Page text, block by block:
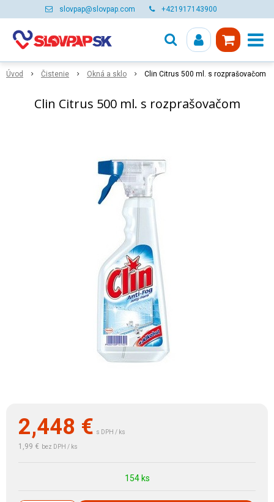
slovpap@slovpap.com +421917143900
Úvod Čistenie Okná a sklo Clin Citrus 500 ml. s rozprašovačom
Clin Citrus 500 ml. s rozprašovačom
2,448 € s DPH / ks
1,99 € bez DPH / ks
154 ks